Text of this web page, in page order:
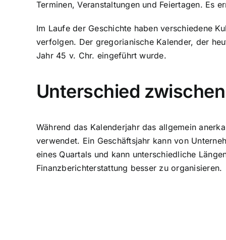
Terminen, Veranstaltungen und Feiertagen. Es
Im Laufe der Geschichte haben verschiedene
verfolgen. Der gregorianische Kalender, der
Jahr 45 v. Chr. eingeführt wurde.
Unterschied
Während das Kalenderjahr das allgemein
verwendet. Ein Geschäftsjahr kann von
eines Quartals und kann unterschiedliche
Finanzberichterstattung besser zu organisieren.